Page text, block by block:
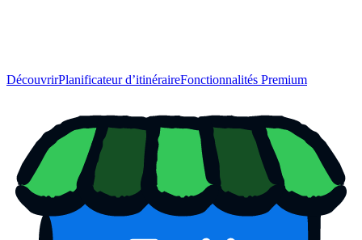
DécouvrirPlanificateur d’itinéraireFonctionnalités Premium